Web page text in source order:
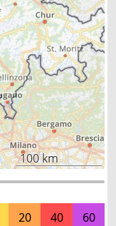
100 km
20 40 60